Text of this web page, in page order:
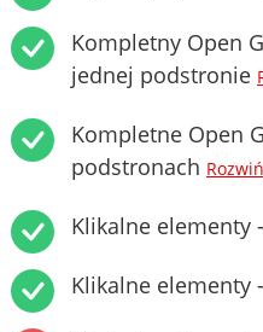
Kompletny Open
jednej podstronie
Kompletne Open
podstronach Rozwiń
Klikalne elementy
Klikalne elementy